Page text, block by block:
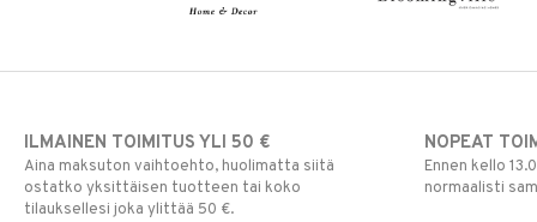
ILMAINEN TOIMITUS YLI 50 €
Aina maksuton vaihtoehto, huolimatta siitä
ostatko yksittäisen tuotteen tai koko
tilauksellesi joka ylittää 50 €.
NOPEAT
Ennen kello
normaalisti